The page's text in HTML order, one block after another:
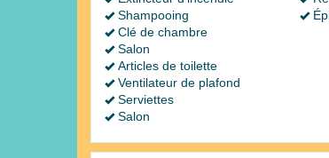
Shampooing
Clé de chambre
Salon
Articles de toilette
Ventilateur de plafond
Serviettes
Salon